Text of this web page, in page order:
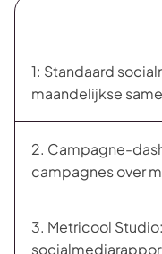
1: Standaard
maandelijkse
2. Campagne-
campagnes over
3. Metricool